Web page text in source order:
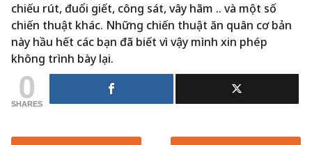
chiếu rút, đuổi giết, công sát, vây hãm .. và một số
chiến thuật khác. Những chiến thuật ăn quân cơ bản
này hầu hết các bạn đã biết vì vậy mình xin phép
không trình bày lại.
0
SHARES